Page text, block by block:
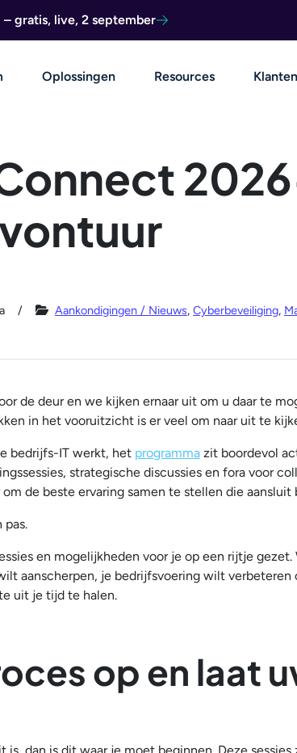
gratis, live, 2 september
Oplossingen Resources Klanten
Aankondigingen / Nieuws, Cyberbeveiliging,
de deur en we kijken ernaar uit om u daar te
in het vooruitzicht is er veel om naar uit te
bedrijfs-IT werkt, het programma zit boordevol
strategische discussies en fora voor
de beste ervaring samen te stellen die
pas.
en mogelijkheden voor je op een rijtje
aanscherpen, je bedrijfsvoering wilt verbeteren
uit je tijd te halen.
op en laat